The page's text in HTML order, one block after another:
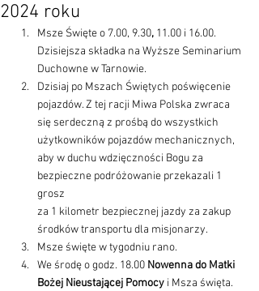
2024 roku
Msze Święte o 7.00, 9.30, 11.00 i 16.00.
Dzisiejsza składka na Wyższe Seminarium
Duchowne w Tarnowie.
Dzisiaj po Mszach Świętych poświęcenie
pojazdów. Z tej racji Miwa Polska zwraca
się serdeczną z prośbą do wszystkich
użytkowników pojazdów mechanicznych,
aby w duchu wdzięczności Bogu za
bezpieczne podróżowanie przekazali 1
grosz
za 1 kilometr bezpiecznej jazdy za zakup
środków transportu dla misjonarzy.
Msze święte w tygodniu rano.
We środę o godz. 18.00 Nowenna do Matki
Bożej Nieustającej Pomocy i Msza święta.